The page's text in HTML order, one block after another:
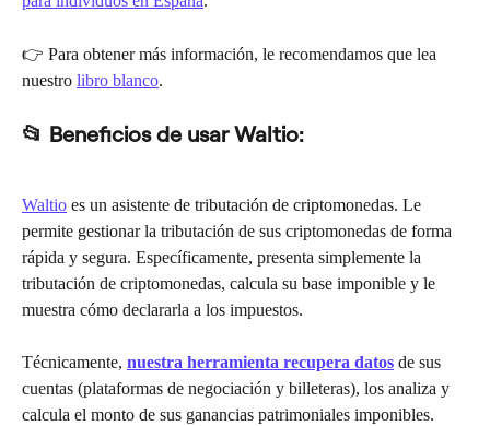
👉 Para obtener más información, le recomendamos que lea
nuestro libro blanco.
📂 Beneficios de usar Waltio:
Waltio es un asistente de tributación de criptomonedas. Le
permite gestionar la tributación de sus criptomonedas de forma
rápida y segura. Específicamente, presenta simplemente la
tributación de criptomonedas, calcula su base imponible y le
muestra cómo declararla a los impuestos.
Técnicamente, nuestra herramienta recupera datos de sus
cuentas (plataformas de negociación y billeteras), los analiza y
calcula el monto de sus ganancias patrimoniales imponibles.